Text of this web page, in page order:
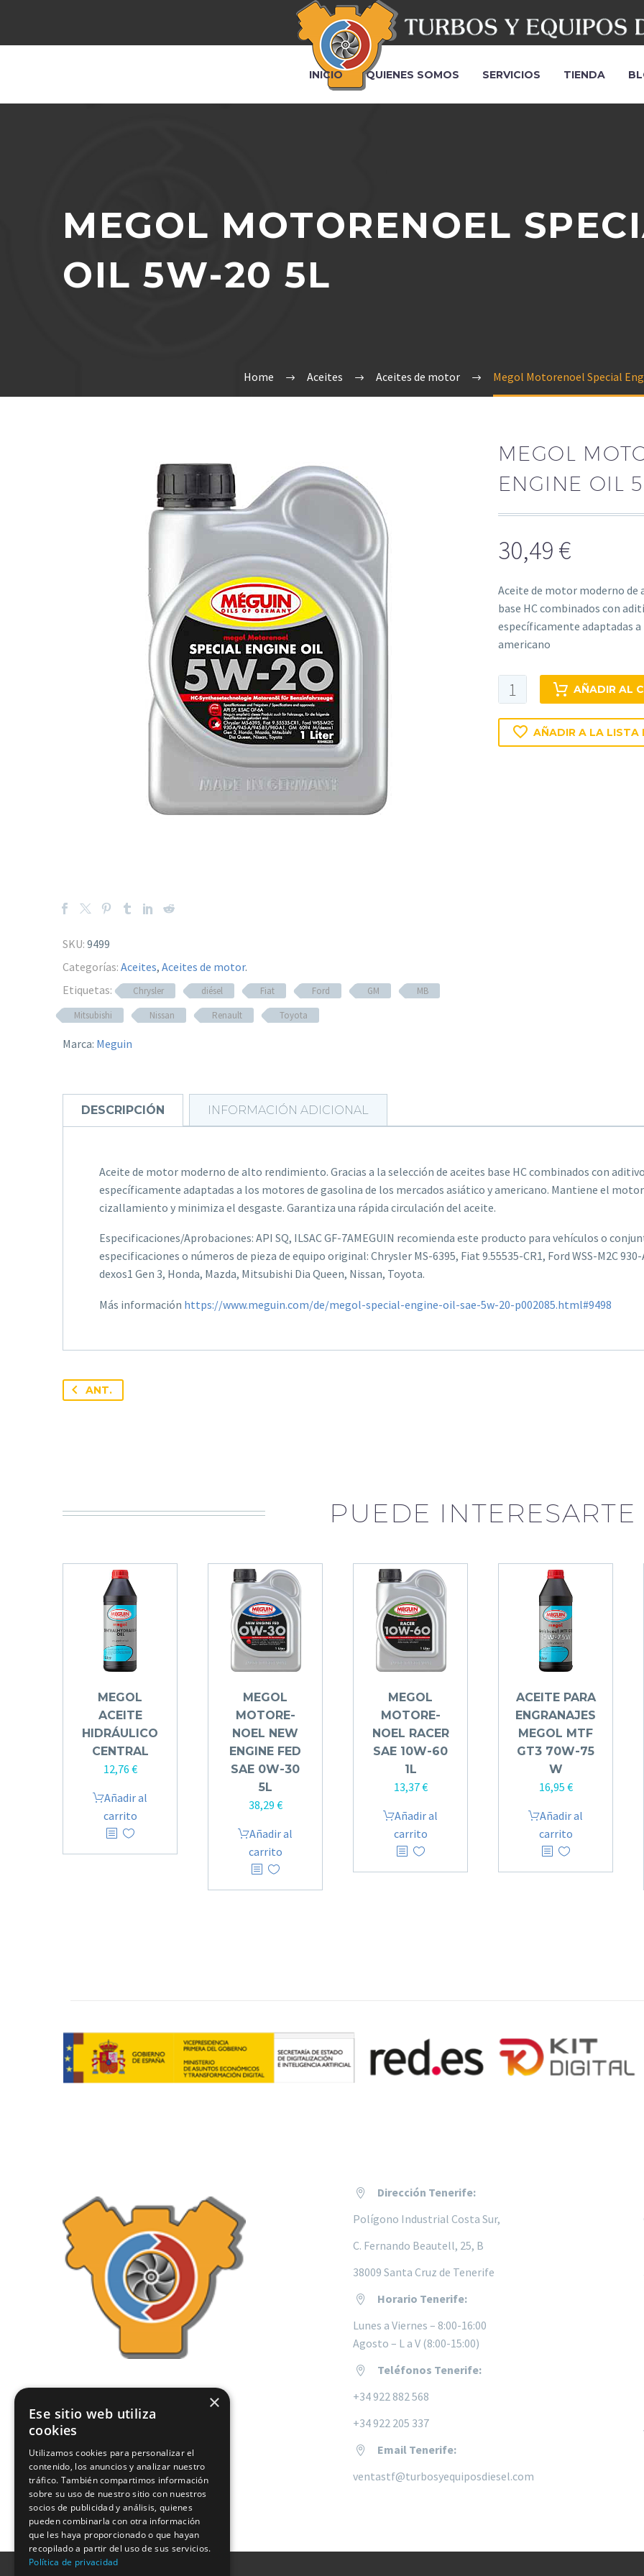
INICIO QUIENES SOMOS SERVICIOS TIENDA
MEGOL MOTO­RE­NOEL
OIL 5W-20 5L
Home Aceites Aceites de motor Megol Moto­re­noel Special
SKU: 9499
Categorías: Aceites, Aceites de motor.
Etiquetas:
Chrysler diésel Fiat Ford GM
MB
Mitsubishi
Nissan Renault Toyota
Marca: Meguin
MEGOL
ENGINE OIL
30,49 €
Aceite de motor moderno de
base HC combinados con
específicamente adaptadas
americano
Megol
Moto­
re­
noel
AÑADIR AL
AÑADIR A LA LISTA
DESCRIPCIÓN INFORMACIÓN ADICIONAL
Aceite de motor moderno de alto rendimiento. Gracias a la selección de aceites base HC combinados con
específicamente adaptadas a los motores de gasolina de los mercados asiático y americano. Mantiene el
cizallamiento y minimiza el desgaste. Garantiza una rápida circulación del aceite.
Especificaciones/Aprobaciones: API SQ, ILSAC GF-7AMEGUIN recomienda este producto para vehículos o
especificaciones o números de pieza de equipo original: Chrysler MS-6395, Fiat 9.55535-CR1, Ford WSS-M2C
dexos1 Gen 3, Honda, Mazda, Mitsubishi Dia Queen, Nissan, Toyota.
Más información https://www.meguin.com/de/megol-special-engine-oil-sae-5w-20-p002085.html#9498
ANT.
PUEDE INTERESARTE
MEGOL
ACEITE
HIDRÁULICO
CENTRAL
12,76 €
Añadir al
carrito
MEGOL
MOTO­RE­
NOEL NEW
ENGINE FED
SAE 0W-30
5L
38,29 €
Añadir al
carrito
MEGOL
MOTO­RE­
NOEL RACER
SAE 10W-60
1L
13,37€
Añadir al
carrito
ACEITE PARA
ENGRANAJES
MEGOL MTF
GT3 70W-75
W
16,95 €
Añadir al
carrito


Dirección Tenerife:
Polígono Industrial Costa Sur,
C. Fernando Beautell, 25, B
38009 Santa Cruz de Tenerife


Horario Tenerife:
Lunes a Viernes – 8:00-16:00
Agosto – L a V (8:00-15:00)


Teléfonos Tenerife:
+34 922 882 568
+34 922 205 337


Email Tenerife:
ventastf@turbosyequiposdiesel.com
×
Ese sitio web utiliza
cookies
Utilizamos cookies para personalizar el
contenido, los anuncios y analizar nuestro
tráfico. También compartimos información
sobre su uso de nuestro sitio con nuestros
socios de publicidad y análisis, quienes
pueden combinarla con otra información
que les haya proporcionado o que hayan
recopilado a partir del uso de sus servicios.
Política de privacidad